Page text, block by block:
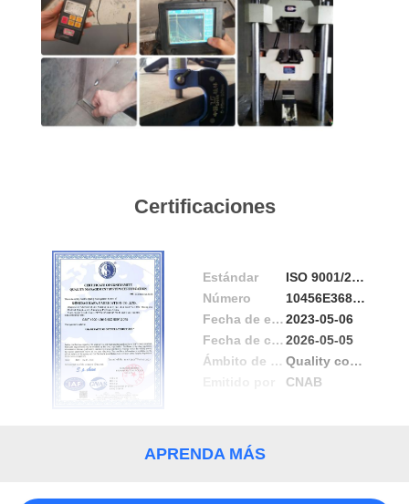
NOTICIAS
CASOS
POLÍTICA
PRIVACIDAD
Certificaciones
Estándar
ISO 9001/2015
Número
10456E36812R3S
Fecha de emisión2023-05-06
Fecha de caducidad2026-05-05
Ámbito de aplicación / Cocina
Quality control
CNAB
APRENDA MÁS